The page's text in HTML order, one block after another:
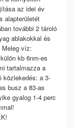
az idei év
alapterületét
további 2 tároló
ablakokkal és
víz:
kb 6nm-es
tartalmazza a
a 3-
busz a 83-as
gyalog 1-4 perc